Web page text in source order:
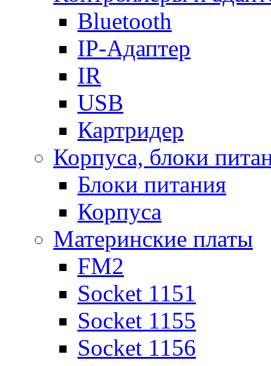
Bluetooth
IP-Адаптер
IR
USB
Картридер
Корпуса, блоки
Блоки питания
Корпуса
Материнские платы
FM2
Socket 1151
Socket 1155
Socket 1156